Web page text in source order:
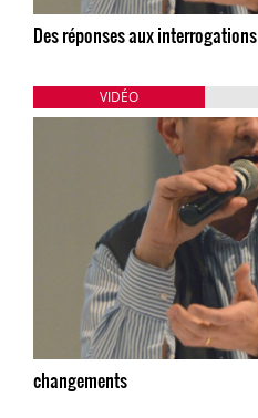
Des réponses aux interrogations
VIDÉO
changements